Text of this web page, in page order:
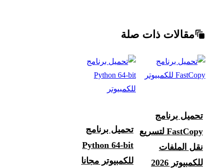
مقالات ذات صلة
تحميل برنامج
FastCopy لتسريع
نقل الملفات
للكمبيوتر 2026
تحميل برنامج
Python 64-bit
للكمبيوتر مجانا